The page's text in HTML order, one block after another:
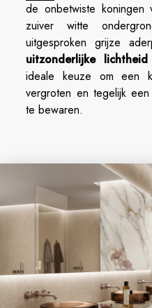
de onbetwiste koningen
zuiver witte
uitgesproken grijze
uitzonderlijke lichtheid
ideale keuze om een
vergroten en tegelijk
te bewaren.